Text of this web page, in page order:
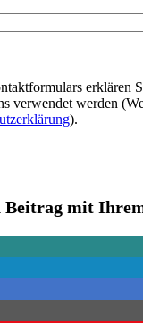
erklären
verwendet werden
).
Beitrag mit